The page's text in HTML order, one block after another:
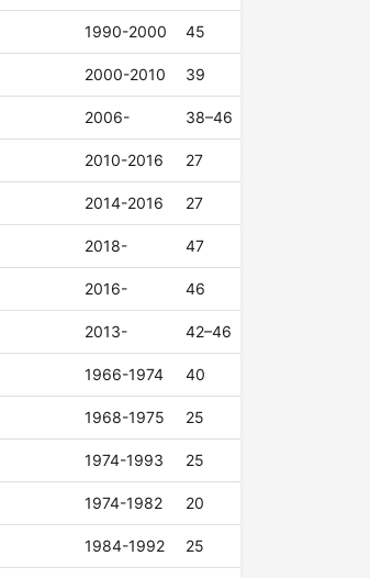
1990-2000 45
2000-2010 39
2006- 38–46
2010-2016 27
2014-2016 27
2018- 47
2016- 46
2013- 42–46
1966-1974 40
1968-1975 25
1974-1993 25
1974-1982 20
1984-1992 25